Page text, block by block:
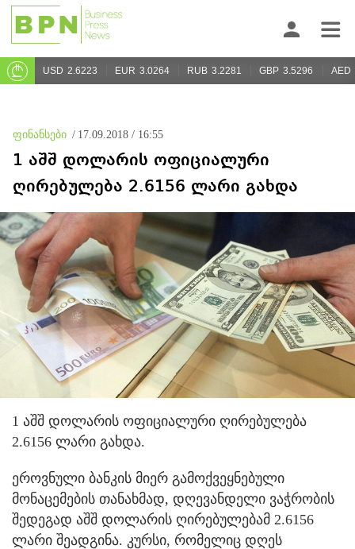
USD 2.6223 EUR 3.0264 RUB 3.2281 GBP 3.5296 AED
ფინანსები / 17.09.2018 / 16:55
1 აშშ დოლარის ოფიციალური
ღირებულება 2.6156 ლარი გახდა
1 აშშ დოლარის ოფიციალური ღირებულება
2.6156 ლარი გახდა.
ეროვნული ბანკის მიერ გამოქვეყნებული
მონაცემების თანახმად, დღევანდელი ვაჭრობის
შედეგად აშშ დოლარის ღირებულებამ 2.6156
ლარი შეადგინა. კურსი, რომელიც დღეს